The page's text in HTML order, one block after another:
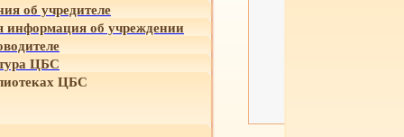
об учредителе
об учреждении
ЦБС
ЦБС